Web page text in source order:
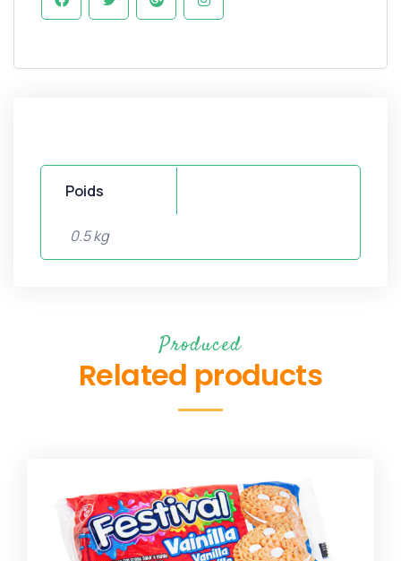
Poids
0.5 kg
Produced
Related products